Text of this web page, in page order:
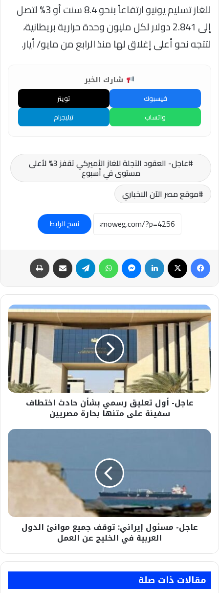
للغاز تسليم يونيو ارتفاعاً بنحو 8.4 سنت أو 3% لتصل
إلى 2.841 دولار لكل مليون وحدة حرارية بريطانية،
لتتجه نحو أعلى إغلاق لها منذ الرابع من مايو/ أيار.
شارك الخبر
فيسبوك
تويتر
واتساب
تيليجرام
عاجل- العقود الآجلة للغاز الأميركي تقفز 3% لأعلى
مستوى في أسبوع
موقع مصر الآن الاخباري
نسخ الرابط
فيسبوك لينكدإن ماسنجر واتساب تيلقرام مشاركة عبر البريد
عاجل-
أول
تعليق
رسمي
بشأن
حادث
اختطاف
سفينة
على
عاجل- أول تعليق رسمي بشأن حادث اختطاف
سفينة على متنها بحارة مصريين
عاجل-
الدول
العربية
في
الخليجعاجل- مسئول إیراني: توقف جميع موانئ الدول
العربية في الخليج عن العمل
مقالات ذات صلة